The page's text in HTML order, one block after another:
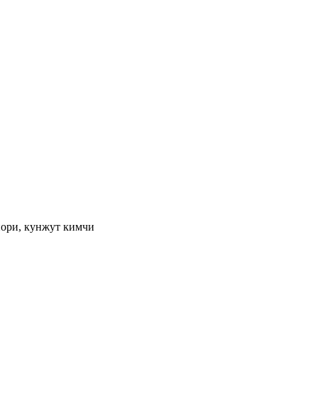
кунжут кимчи